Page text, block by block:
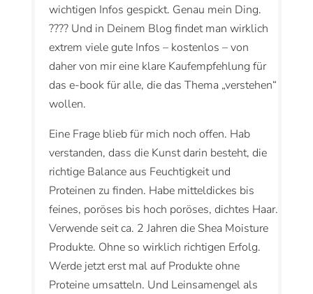
wichtigen Infos gespickt. Genau mein Ding.
???? Und in Deinem Blog findet man wirklich
extrem viele gute Infos – kostenlos – von
daher von mir eine klare Kaufempfehlung für
das e-book für alle, die das Thema „verstehen“
wollen.
Eine Frage blieb für mich noch offen. Hab
verstanden, dass die Kunst darin besteht, die
richtige Balance aus Feuchtigkeit und
Proteinen zu finden. Habe mitteldickes bis
feines, poröses bis hoch poröses, dichtes Haar.
Verwende seit ca. 2 Jahren die Shea Moisture
Produkte. Ohne so wirklich richtigen Erfolg.
Werde jetzt erst mal auf Produkte ohne
Proteine umsatteln. Und Leinsamengel als